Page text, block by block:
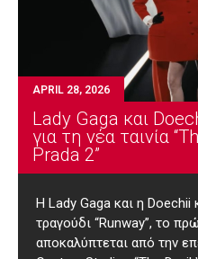
APRIL 28, 2026
Lady Gaga και
για τη νέα ταινία
Prada 2”
Η Lady Gaga και η
τραγούδι “Runway”, το
αποκαλύπτεται από την